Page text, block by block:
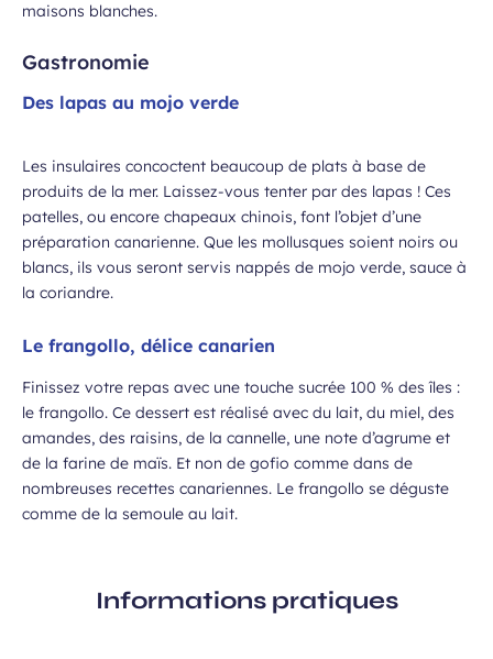
maisons blanches.
Gastronomie
Des lapas au mojo verde
Les insulaires concoctent beaucoup de plats à base de
produits de la mer. Laissez-vous tenter par des lapas ! Ces
patelles, ou encore chapeaux chinois, font l’objet d’une
préparation canarienne. Que les mollusques soient noirs ou
blancs, ils vous seront servis nappés de mojo verde, sauce à
la coriandre.
Le frangollo, délice canarien
Finissez votre repas avec une touche sucrée 100 % des îles :
le frangollo. Ce dessert est réalisé avec du lait, du miel, des
amandes, des raisins, de la cannelle, une note d’agrume et
de la farine de maïs. Et non de gofio comme dans de
nombreuses recettes canariennes. Le frangollo se déguste
comme de la semoule au lait.
Informations pratiques